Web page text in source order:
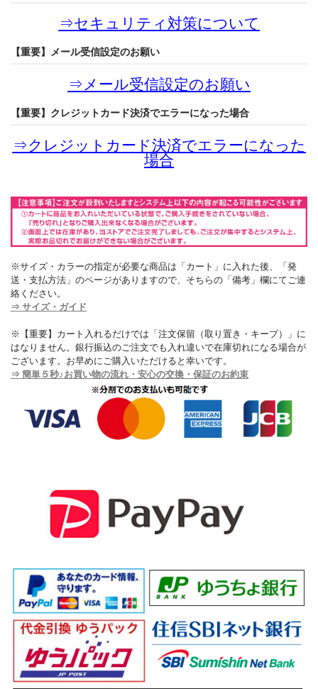
⇒セキュリティ対策について
【重要】メール受信設定のお願い
⇒ メール受信設定のお願い
【重要】クレジットカード決済でエラーになった場合
⇒クレジットカード決済でエラーになった
場合
※サイズ・カラーの指定が必要な商品は「カート」に入れた後、「発
送・支払方法」のページがありますので、そちらの「備考」欄にてご連
絡ください。
⇒ サイズ・ガイド
※【重要】カート入れるだけでは「注文保留（取り置き・キープ）」に
はなりません。銀行振込のご注文でも入れ違いで在庫切れになる場合が
ございます。お早めにご購入いただけると幸いです。
⇒ 簡単５秒♪お買い物の流れ・安心の交換・保証のお約束